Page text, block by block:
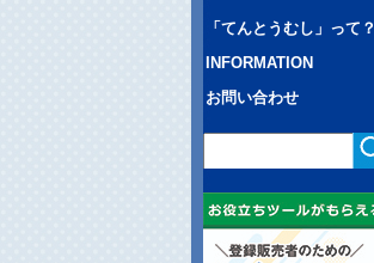
「てんとうむし」って？
INFORMATION
お問い合わせ